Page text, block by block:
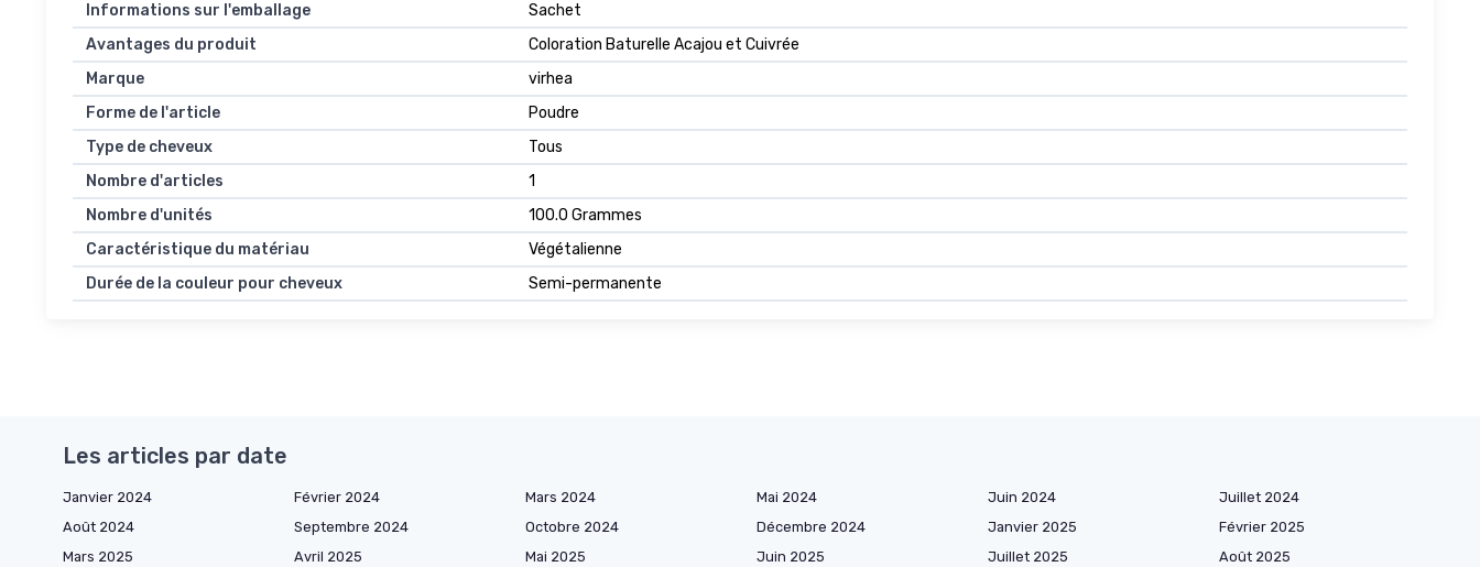
Informations sur l'emballage
Sachet
Avantages du produit
Coloration Baturelle Acajou et Cuivrée
Marque
virhea
Forme de l'article
Poudre
Type de cheveux
Tous
Nombre d'articles
1
Nombre d'unités
100.0 Grammes
Caractéristique du matériau
Végétalienne
Durée de la couleur pour cheveux
Semi-permanente
Les articles par date
Janvier 2024 Février 2024 Mars 2024 Mai 2024 Juin 2024
Juillet 2024
Août 2024
Septembre 2024 Octobre 2024 Décembre 2024 Janvier 2025
Février 2025
Mars 2025
Avril 2025 Mai 2025 Juin 2025 Juillet 2025
Août 2025